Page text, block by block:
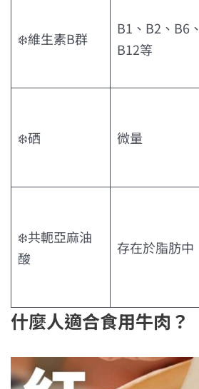
❄️維生素B群
B1、B2、B6、
B12等
❄️硒 微量
❄️共軛亞麻油
酸
存在於脂肪中
什麼人適合食用牛肉？